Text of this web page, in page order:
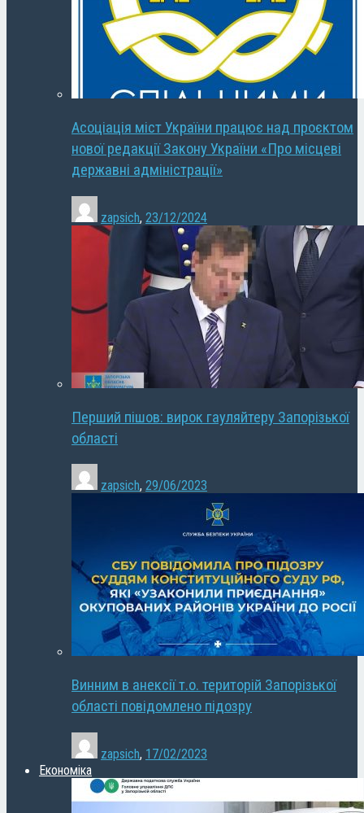
Асоціація міст України працює над проєктом
нової редакції Закону України «Про місцеві
державні адміністрації»
zapsich, 23/12/2024
Перший пішов: вирок гауляйтеру Запорізької
області
zapsich, 29/06/2023
Винним в анексії т.о. територій Запорізької
області повідомлено підозру
zapsich, 17/02/2023
Економіка